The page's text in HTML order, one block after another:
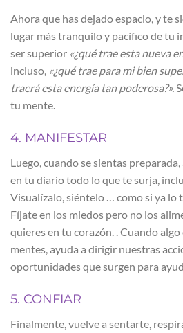
Ahora que has dejado espacio, y te
lugar más tranquilo y pacífico de tu
ser superior «¿qué trae esta nueva
incluso, «¿qué trae para mi bien
traerá esta energía tan poderosa?».
tu mente.
4. MANIFESTAR
Luego, cuando se sientas
en tu diario todo lo que te surja,
Visualízalo, siéntelo … como si ya lo
Fíjate en los miedos pero no los
quieres en tu corazón. . Cuando
mentes, ayuda a dirigir nuestras
oportunidades que surgen para
5. CONFIAR
Finalmente, vuelve a sentarte,